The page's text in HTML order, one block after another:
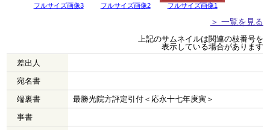
フルサイズ画像3 フルサイズ画像2 フルサイズ画像1
＞ 一覧を見る
上記のサムネイルは関連の枝番号を
表示している場合があります
差出人
宛名書
端裏書
最勝光院方評定引付＜応永十七年庚寅＞
事書